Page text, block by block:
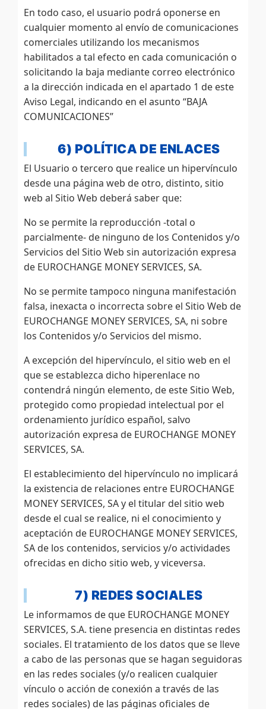
En todo caso, el usuario podrá oponerse en
cualquier momento al envío de comunicaciones
comerciales utilizando los mecanismos
habilitados a tal efecto en cada comunicación o
solicitando la baja mediante correo electrónico
a la dirección indicada en el apartado 1 de este
Aviso Legal, indicando en el asunto “BAJA
COMUNICACIONES”
6) POLÍTICA DE ENLACES
El Usuario o tercero que realice un hipervínculo
desde una página web de otro, distinto, sitio
web al Sitio Web deberá saber que:
No se permite la reproducción -total o
parcialmente- de ninguno de los Contenidos y/o
Servicios del Sitio Web sin autorización expresa
de EUROCHANGE MONEY SERVICES, SA.
No se permite tampoco ninguna manifestación
falsa, inexacta o incorrecta sobre el Sitio Web de
EUROCHANGE MONEY SERVICES, SA, ni sobre
los Contenidos y/o Servicios del mismo.
A excepción del hipervínculo, el sitio web en el
que se establezca dicho hiperenlace no
contendrá ningún elemento, de este Sitio Web,
protegido como propiedad intelectual por el
ordenamiento jurídico español, salvo
autorización expresa de EUROCHANGE MONEY
SERVICES, SA.
El establecimiento del hipervínculo no implicará
la existencia de relaciones entre EUROCHANGE
MONEY SERVICES, SA y el titular del sitio web
desde el cual se realice, ni el conocimiento y
aceptación de EUROCHANGE MONEY SERVICES,
SA de los contenidos, servicios y/o actividades
ofrecidas en dicho sitio web, y viceversa.
7) REDES SOCIALES
Le informamos de que EUROCHANGE MONEY
SERVICES, S.A. tiene presencia en distintas redes
sociales. El tratamiento de los datos que se lleve
a cabo de las personas que se hagan seguidoras
en las redes sociales (y/o realicen cualquier
vínculo o acción de conexión a través de las
redes sociales) de las páginas oficiales de